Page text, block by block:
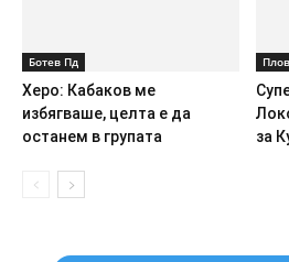
Ботев Пд
Херо: Кабаков ме
избягваше, целта е да
останем в групата
за